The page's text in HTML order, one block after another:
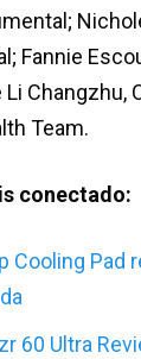
Fannie
Changzhu,
Team.
conectado:
Cooling Pad
60 Ultra